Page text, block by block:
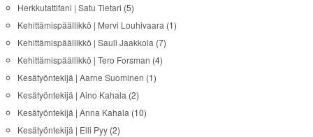
Herkkutattifani | Satu Tietari (5)
Kehittämispäällikkö | Mervi Louhivaara (1)
Kehittämispäällikkö | Sauli Jaakkola (7)
Kehittämispäällikkö | Tero Forsman (4)
Kesätyöntekijä | Aarne Suominen (1)
Kesätyöntekijä | Aino Kahala (2)
Kesätyöntekijä | Anna Kahala (10)
Kesätyöntekijä | Elli Pyy(2)